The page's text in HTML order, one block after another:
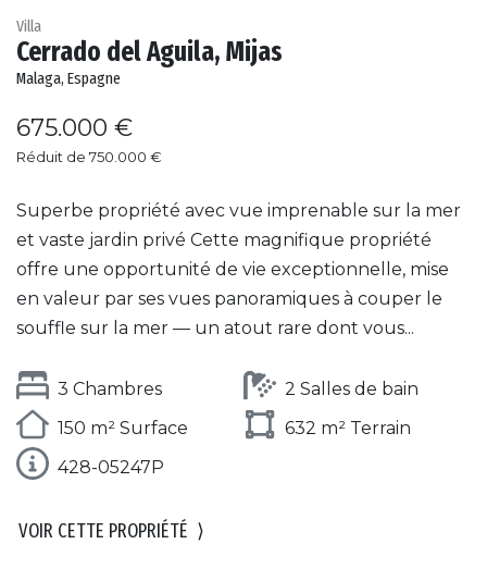
Villa
Cerrado del Aguila, Mijas
Malaga, Espagne
675.000 €
Réduit de 750.000 €
Superbe propriété avec vue imprenable sur la mer
et vaste jardin privé Cette magnifique propriété
offre une opportunité de vie exceptionnelle, mise
en valeur par ses vues panoramiques à couper le
souffle sur la mer — un atout rare dont vous...
3 Chambres
2 Salles de bain
150 m² Surface
632 m² Terrain
428-05247P
VOIR CETTE PROPRIÉTÉ ⟩